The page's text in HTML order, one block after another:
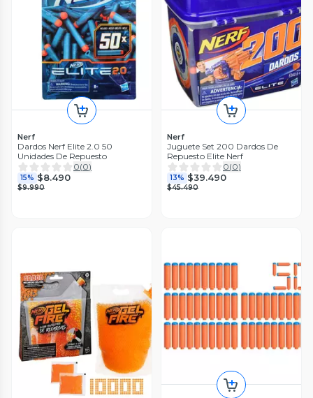
Nerf
Dardos Nerf Elite 2.0 50
Unidades De Repuesto
0(0)
15% $8.490
$9.990
Nerf
Juguete Set 200 Dardos De
Repuesto Elite Nerf
0(0)
13% $39.490
$45.490